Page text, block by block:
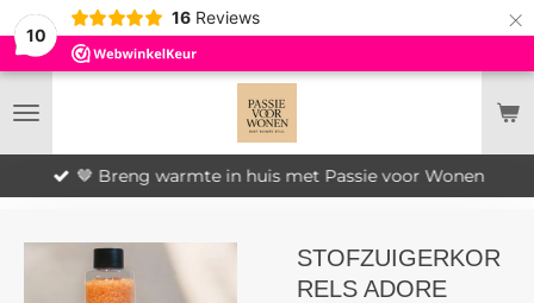
10
16 Reviews ×
🤎 Breng warmte in huis met Passie voor Wonen
STOFZUIGERKOR
RELS ADORE